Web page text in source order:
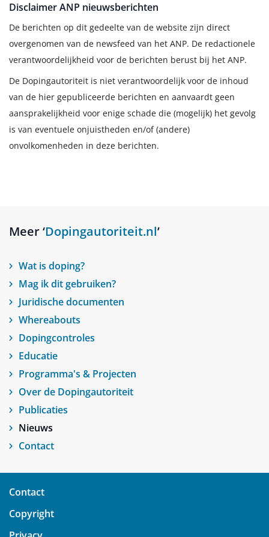
Disclaimer ANP nieuwsberichten
De berichten op dit gedeelte van de website zijn direct
overgenomen van de newsfeed van het ANP. De redactionele
verantwoordelijkheid voor de berichten berust bij het ANP.
De Dopingautoriteit is niet verantwoordelijk voor de inhoud
van de hier gepubliceerde berichten en aanvaardt geen
aansprakelijkheid voor enige schade die (mogelijk) het gevolg
is van eventuele onjuistheden en/of (andere)
onvolkomenheden in deze berichten.
Meer ‘Dopingautoriteit.nl’
Wat is doping?
Mag ik dit gebruiken?
Juridische documenten
Whereabouts
Dopingcontroles
Educatie
Programma's & Projecten
Over de Dopingautoriteit
Publicaties
Nieuws
Contact
Contact
Copyright